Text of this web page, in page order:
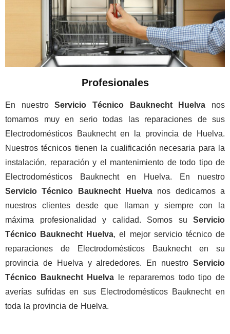
Profesionales
En nuestroServicio Técnico Bauknecht Huelva nos
tomamos muy en serio todas las reparaciones de sus
Electrodomésticos Bauknecht en la provincia de Huelva.
Nuestros técnicos tienen la cualificación necesaria para la
instalación, reparación y el mantenimiento de todo tipo de
Electrodomésticos Bauknecht en Huelva. En nuestro
Servicio Técnico Bauknecht Huelva nos dedicamos a
nuestros clientes desde que llaman y siempre con la
máxima profesionalidad y calidad. Somos su Servicio
Técnico Bauknecht Huelva, el mejor servicio técnico de
reparaciones de Electrodomésticos Bauknecht en su
provincia de Huelva y alrededores. En nuestro Servicio
Técnico Bauknecht Huelva le repararemos todo tipo de
averías sufridas en sus Electrodomésticos Bauknecht en
toda la provincia de Huelva.